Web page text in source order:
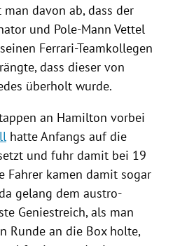
davon ab, dass der
und Pole-Mann Vettel
Ferrari-Teamkollegen
dass dieser von
überholt wurde.
an Hamilton vorbei
hatte Anfangs auf die
und fuhr damit bei 19
Fahrer kamen damit sogar
gelang dem austro-
Geniestreich, als man
Runde an die Box holte,